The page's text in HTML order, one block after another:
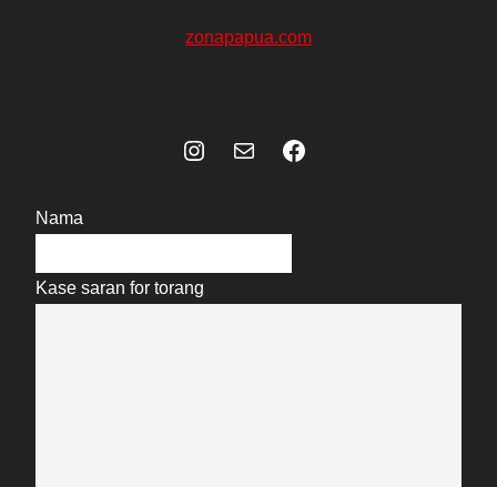
zonapapua.com
Instagram
Mail Celebes Today Social Media
Nama
Kase saran for torang